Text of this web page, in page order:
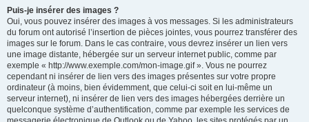
Puis-je insérer des images ?
Oui, vous pouvez insérer des images à vos messages. Si les administrateurs
du forum ont autorisé l’insertion de pièces jointes, vous pourrez transférer des
images sur le forum. Dans le cas contraire, vous devrez insérer un lien vers
une image distante, hébergée sur un serveur internet public, comme par
exemple « http://www.exemple.com/mon-image.gif ». Vous ne pourrez
cependant ni insérer de lien vers des images présentes sur votre propre
ordinateur (à moins, bien évidemment, que celui-ci soit en lui-même un
serveur internet), ni insérer de lien vers des images hébergées derrière un
quelconque système d’authentification, comme par exemple les services de